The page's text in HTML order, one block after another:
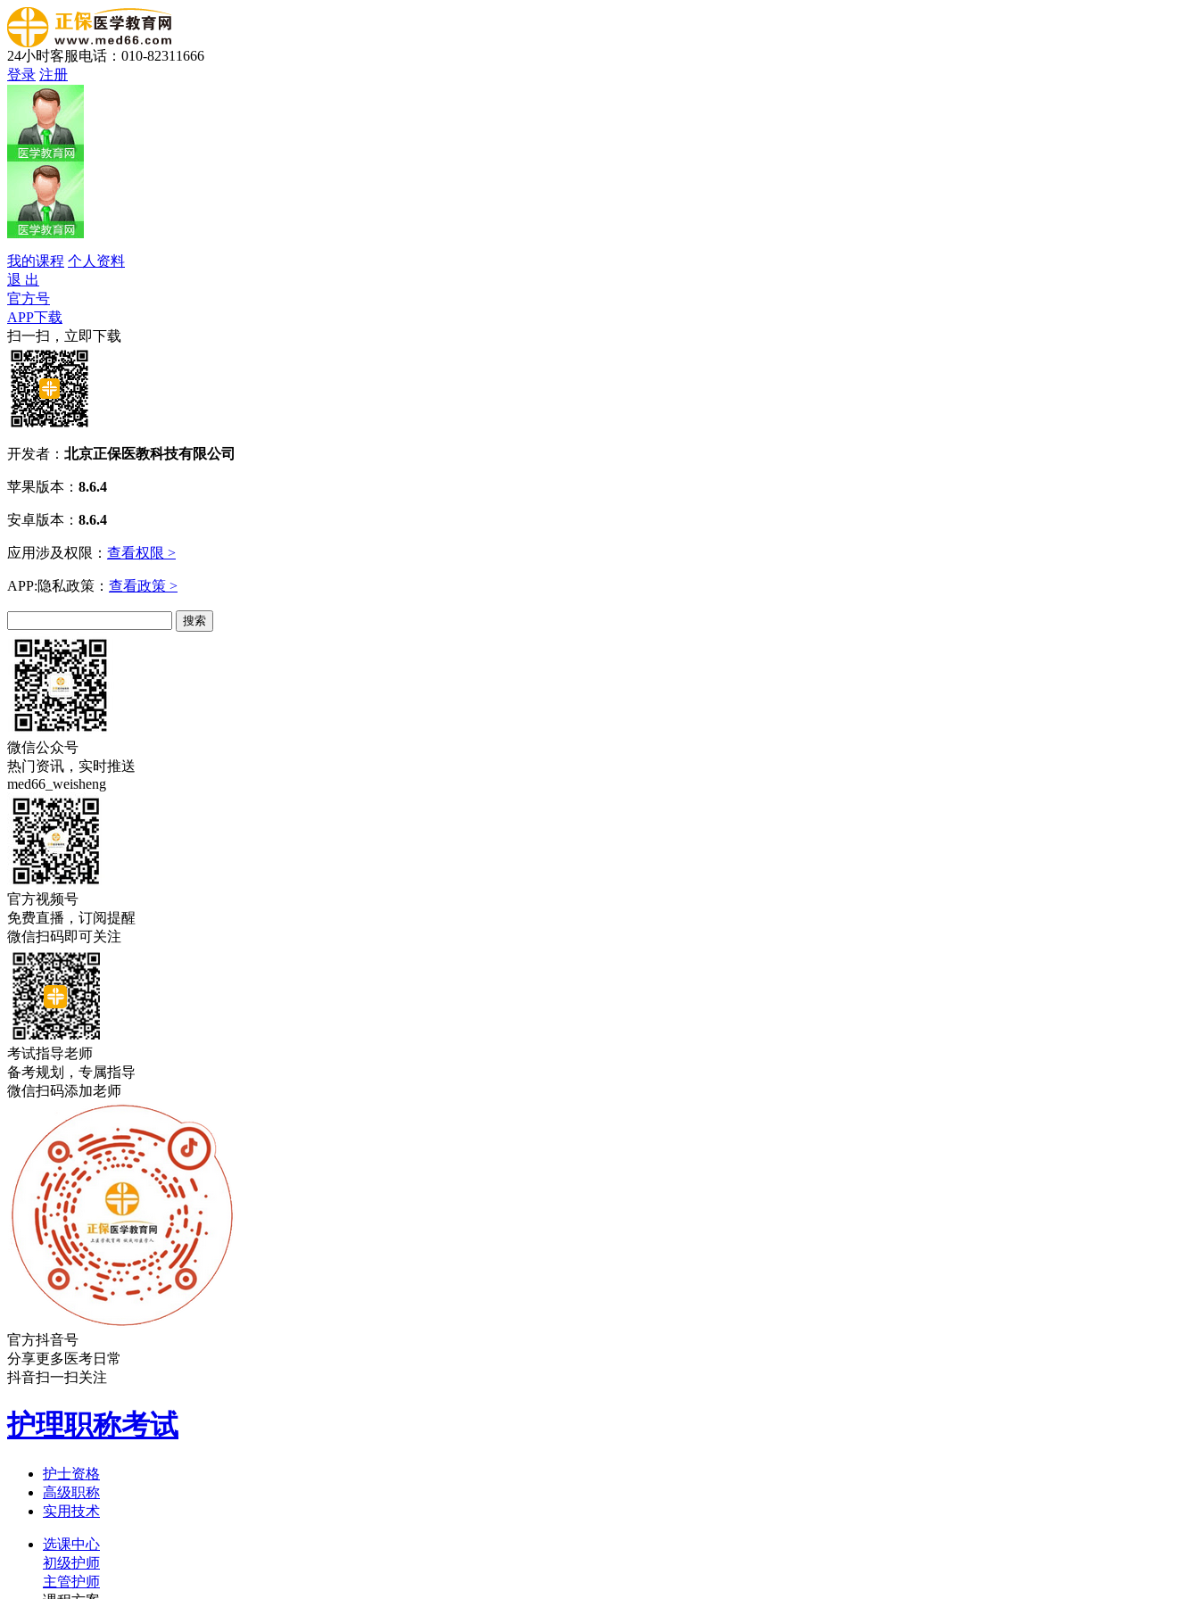
24小时客服电话：010-82311666
登录 注册
我的课程 个人资料
退 出
官方号
APP下载
扫一扫，立即下载
开发者： 北京正保医教科技有限公司
苹果版本： 8.6.4
安卓版本： 8.6.4
应用涉及权限： 查看权限 >
APP:隐私政策： 查看政策 >
微信公众号
热门资讯，实时推送
med66_weisheng
官方视频号
免费直播，订阅提醒
微信扫码即可关注
考试指导老师
备考规划，专属指导
微信扫码添加老师
官方抖音号
分享更多医考日常
抖音扫一扫关注
护理职称考试
护士资格
高级职称
实用技术
选课中心
初级护师
主管护师